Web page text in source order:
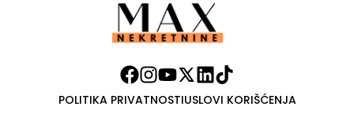
POLITIKA PRIVATNOSTIUSLOVI KORIŠĆENJA